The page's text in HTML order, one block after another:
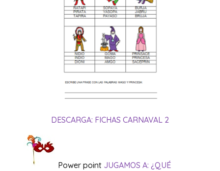
DESCARGA: FICHAS CARNAVAL 2
Power point JUGAMOS A: ¿QUÉ